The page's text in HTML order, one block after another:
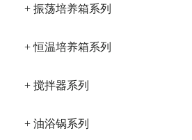
+ 振荡培养箱系列
+ 恒温培养箱系列
+ 搅拌器系列
+ 油浴锅系列